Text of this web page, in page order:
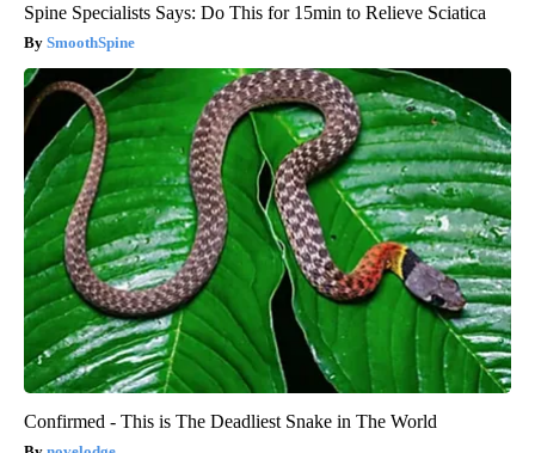
Spine Specialists Says: Do This for 15min to Relieve Sciatica
SmoothSpine
Confirmed - This is The Deadliest Snake in The World